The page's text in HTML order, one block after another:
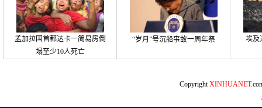
孟加拉国首都达卡一简易房倒
塌至少10人死亡
“岁月”号沉船事故一周年祭 埃及
CopyrightXINHUANET